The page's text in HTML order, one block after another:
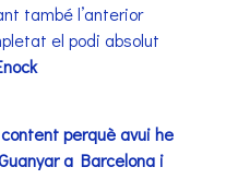
també l’anterior
el podi absolut
perquè avui he
a Barcelona i